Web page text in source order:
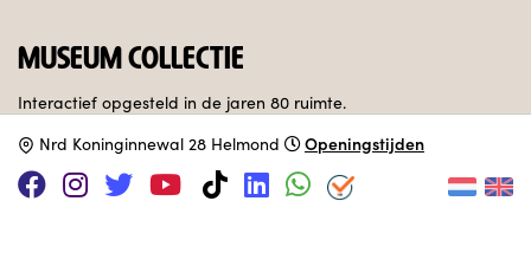
MUSEUM COLLECTIE
Interactief opgesteld in de jaren 80 ruimte.
Nrd Koninginnewal 28 Helmond Openingstijden